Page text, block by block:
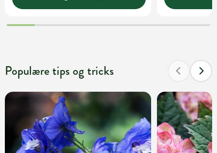
Populære tips og tricks